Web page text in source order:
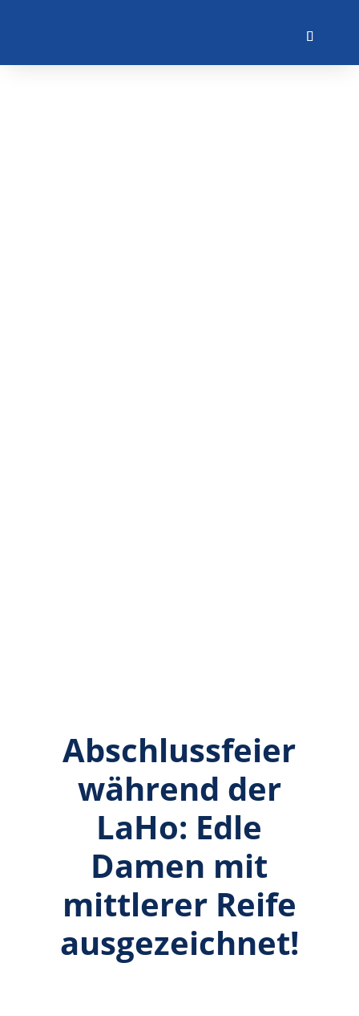
Abschlussfeier
während der
LaHo: Edle
Damen mit
mittlerer Reife
ausgezeichnet!